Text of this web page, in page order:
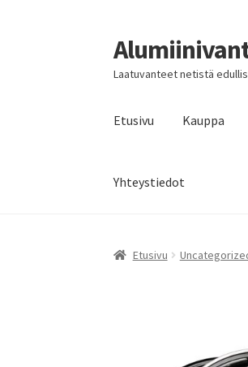
Siirry
navigointiin
Siirry
sisältöön
Laatuvanteet netistä
Etusivu Kauppa
Yhteystiedot
Etusivu